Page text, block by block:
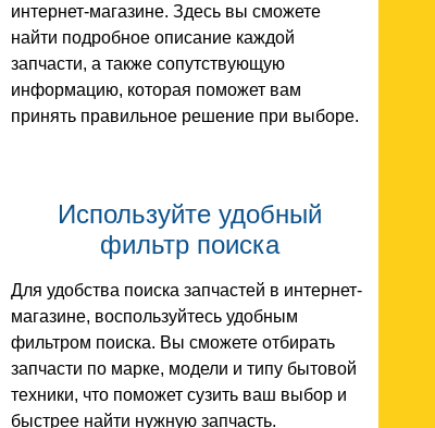
интернет-магазине. Здесь вы сможете
найти подробное описание каждой
запчасти, а также сопутствующую
информацию, которая поможет вам
принять правильное решение при выборе.
Используйте удобный
фильтр поиска
Для удобства поиска запчастей в интернет-
магазине, воспользуйтесь удобным
фильтром поиска. Вы сможете отбирать
запчасти по марке, модели и типу бытовой
техники, что поможет сузить ваш выбор и
быстрее найти нужную запчасть.